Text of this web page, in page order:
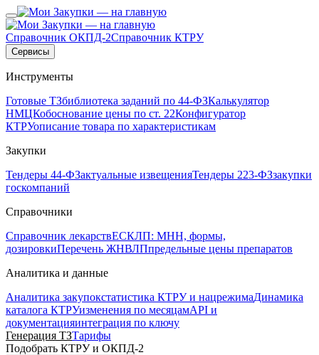
Справочник ОКПД-2Справочник КТРУ
Сервисы
Инструменты
Готовые ТЗбиблиотека заданий по 44-ФЗКалькулятор
НМЦКобоснование цены по ст. 22Конфигуратор
КТРУописание товара по характеристикам
Закупки
Тендеры 44-ФЗактуальные извещенияТендеры 223-ФЗзакупки
госкомпаний
Справочники
Справочник лекарствЕСКЛП: МНН, формы,
дозировкиПеречень ЖНВЛПпредельные цены препаратов
Аналитика и данные
Аналитика закупокстатистика КТРУ и нацрежимаДинамика
каталога КТРУизменения по месяцамAPI и
документацияинтеграция по ключу
Генерация ТЗТарифы
Подобрать КТРУ и ОКПД-2